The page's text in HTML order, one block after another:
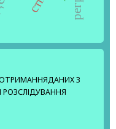
ОТРИМАННЯДАНИХ З
РОЗСЛІДУВАННЯ